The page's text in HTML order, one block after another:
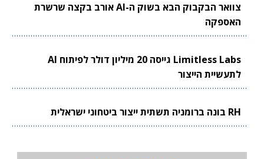
צוואר הבקבוק הבא בשוק ה-AI אורב בקצה שרשרת
האספקה
Limitless Labs גייסה 20 מיליון דולר לפיתוח AI
לתעשיית הייצור
RH בונה ברומניה תשתית ייצור ביטחוני ישראלית